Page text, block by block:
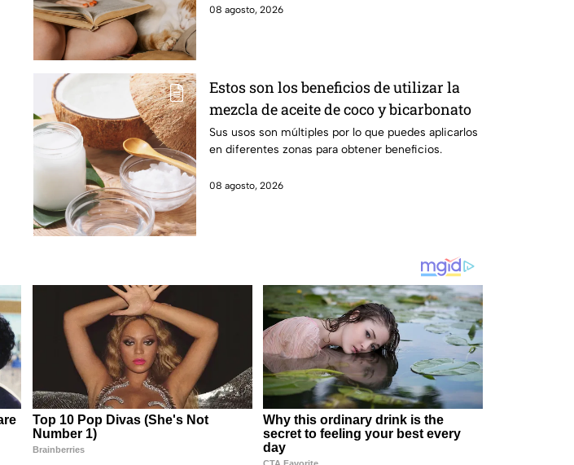
08 agosto, 2026
Estos son los beneficios de utilizar la
mezcla de aceite de coco y bicarbonato
Sus usos son múltiples por lo que puedes aplicarlos
en diferentes zonas para obtener beneficios.
08 agosto, 2026